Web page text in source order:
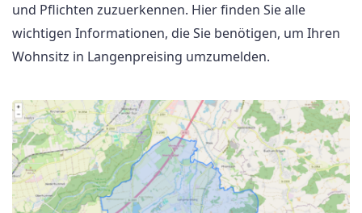
und Pflichten zuzuerkennen. Hier finden Sie alle
wichtigen Informationen, die Sie benötigen, um Ihren
Wohnsitz in Langenpreising umzumelden.